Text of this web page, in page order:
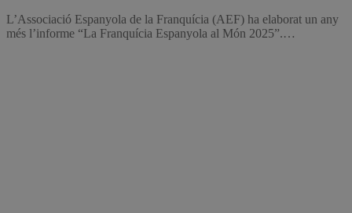
L’Associació Espanyola de la Franquícia (AEF) ha elaborat un any
més l’informe “La Franquícia Espanyola al Món 2025”.…